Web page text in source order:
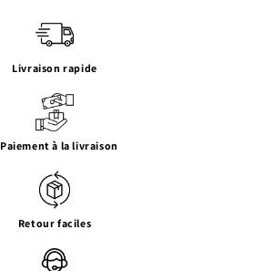
Livraison rapide
Paiement à la livraison
Retour faciles